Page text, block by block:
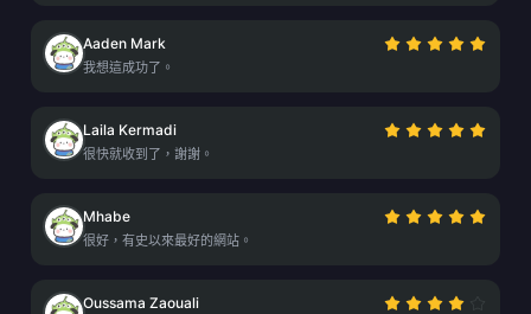
Aaden Mark
我想這成功了。
Laila Kermadi
很快就收到了，謝謝。
Mhabe
很好，有史以來最好的網站。
Oussama Zaouali